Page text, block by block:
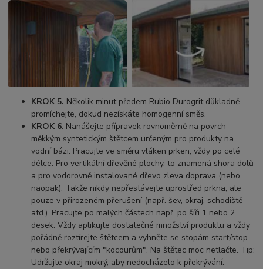
KROK 5. Několik minut předem Rubio Durogrit důkladně
promíchejte, dokud nezískáte homogenní směs.
KROK 6. Nanášejte přípravek rovnoměrně na povrch
měkkým syntetickým štětcem určeným pro produkty na
vodní bázi. Pracujte ve směru vláken prken, vždy po celé
délce. Pro vertikální dřevěné plochy, to znamená shora dolů
a pro vodorovně instalované dřevo zleva doprava (nebo
naopak). Takže nikdy nepřestávejte uprostřed prkna, ale
pouze v přirozeném přerušení (např. šev, okraj, schodiště
atd.). Pracujte po malých částech např. po šíři 1 nebo 2
desek. Vždy aplikujte dostatečné množství produktu a vždy
pořádně roztírejte štětcem a vyhněte se stopám start/stop
nebo překrývajícím "kocourům". Na štětec moc netlačte. Tip:
Udržujte okraj mokrý, aby nedocházelo k překrývání.